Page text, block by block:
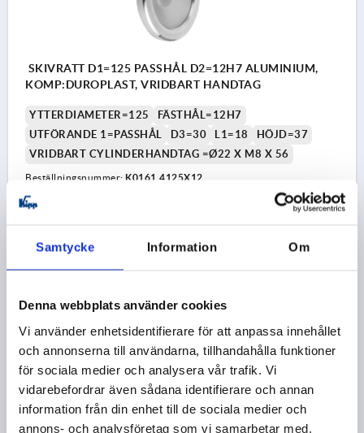
Samtycke Information Om
Denna webbplats använder cookies
Vi använder enhetsidentifierare för att anpassa innehållet
och annonserna till användarna, tillhandahålla funktioner
för sociala medier och analysera vår trafik. Vi
vidarebefordrar även sådana identifierare och annan
information från din enhet till de sociala medier och
annons- och analysföretag som vi samarbetar med.
SKIVRATT D1=125 PASSHÅL D2=12H7 ALUMINIUM,
KOMP:DUROPLAST, VRIDBART HANDTAG
YTTERDIAMETER=125
FÄSTHÅL=12H7
UTFÖRANDE 1=PASSHÅL
D3=30 L1=18
HÖJD=37
VRIDBART CYLINDERHANDTAG =Ø22 X M8 X 56
Beställningsnummer: K0161.4125X12
exkl. leveranskostnader
SKIVRATT D1=125 PASSHÅL D2=14H7 ALUMINIUM,